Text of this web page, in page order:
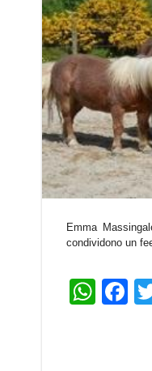
Emma
condividono un